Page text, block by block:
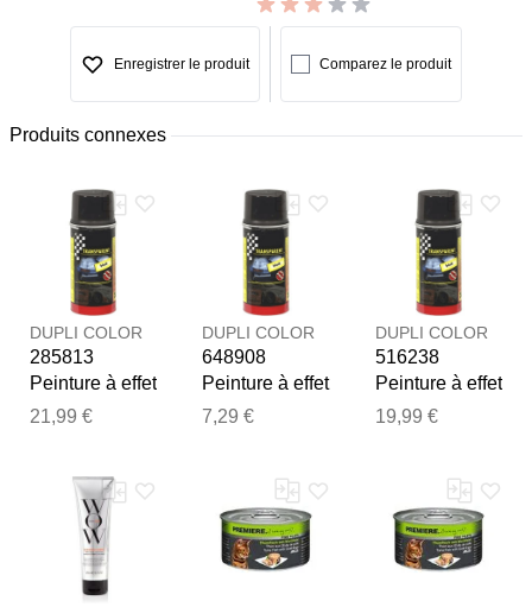
Enregistrer le produit Comparez le produit
Produits connexes
DUPLI COLOR
285813
Peinture à effet
spécial
21,99 €
DUPLI COLOR
648908
Peinture à effet
spécial
7,29 €
DUPLI COLOR
516238
Peinture à effet
spécial
19,99 €
Merci pour votre avis
examiner vos commentaires
avant de les publier.